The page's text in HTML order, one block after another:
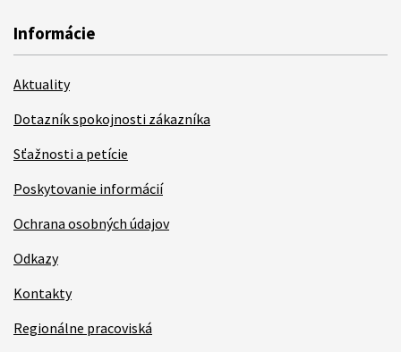
Informácie
Aktuality
Dotazník spokojnosti zákazníka
Sťažnosti a petície
Poskytovanie informácií
Ochrana osobných údajov
Odkazy
Kontakty
Regionálne pracoviská